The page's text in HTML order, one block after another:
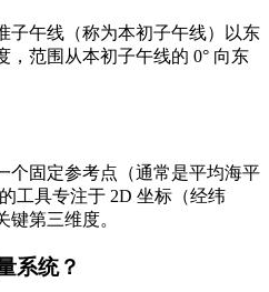
子午线（称为本初子午线）以东
，范围从本初子午线的 0° 向东
个固定参考点（通常是平均海平
工具专注于 2D 坐标（经纬
第三维度。
系统？